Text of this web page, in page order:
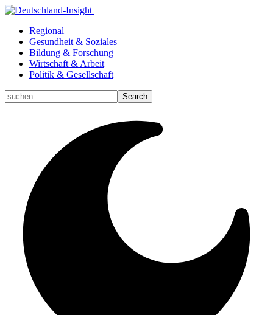
Regional
Gesundheit & Soziales
Bildung & Forschung
Wirtschaft & Arbeit
Politik & Gesellschaft